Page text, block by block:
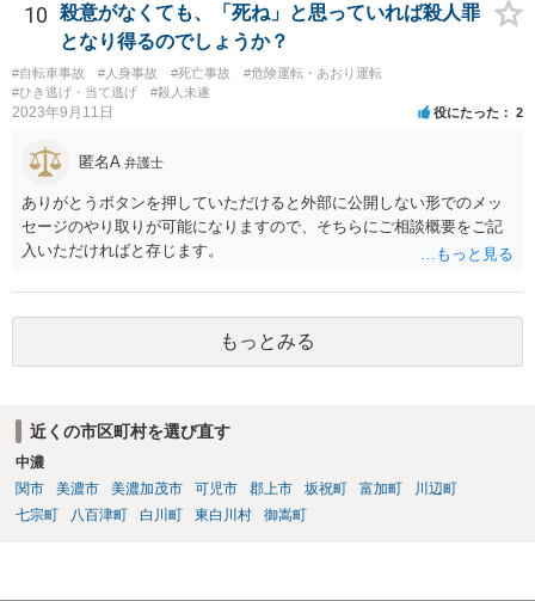
10
殺意がなくても、「死ね」と思っていれば殺人罪
となり得るのでしょうか？
#自転車事故 #人身事故 #死亡事故
#危険運転・あおり運転
#ひき逃げ・当て逃げ
#殺人未遂
2023年9月11日 役にたった 2
匿名A 弁護士
ありがとうボタンを押していただけると外部に公開しない形でのメッ
セージのやり取りが可能になりますので、そちらにご相談概要をご記
入いただければと存じます。
もっとみる
近くの市区町村を選び直す
中濃
関市
美濃市 美濃加茂市 可児市 郡上市 坂祝町 富加町
川辺町
七宗町
八百津町 白川町 東白川村 御嵩町